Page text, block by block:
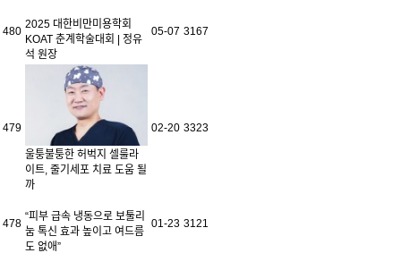
480
2025 대한비만미용학회
KOAT 춘계학술대회 | 정유
석 원장
05-07 3167
479
울퉁불퉁한 허벅지 셀룰라
이트, 줄기세포 치료 도움 될
까
02-20 3323
478
“피부 급속 냉동으로 보툴리
눔 톡신 효과 높이고 여드름
도 없애”
01-23 3121